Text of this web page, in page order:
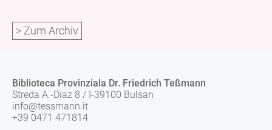
> Zum Archiv
Biblioteca Provinziala Dr. Friedrich Teßmann
Streda A.-Diaz 8 / I-39100 Bulsan
info@tessmann.it
+39 0471 471814